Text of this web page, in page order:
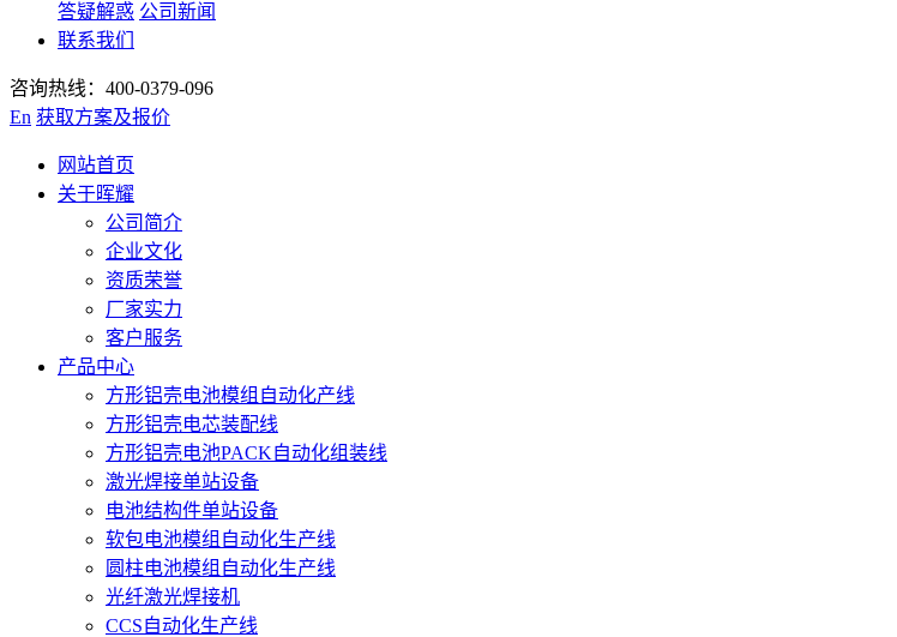
答疑解惑 公司新闻
联系我们
咨询热线：400-0379-096
En 获取方案及报价
网站首页
关于晖耀
公司简介
企业文化
资质荣誉
厂家实力
客户服务
产品中心
方形铝壳电池模组自动化产线
方形铝壳电芯装配线
方形铝壳电池PACK自动化组装线
激光焊接单站设备
电池结构件单站设备
软包电池模组自动化生产线
圆柱电池模组自动化生产线
光纤激光焊接机
CCS自动化生产线